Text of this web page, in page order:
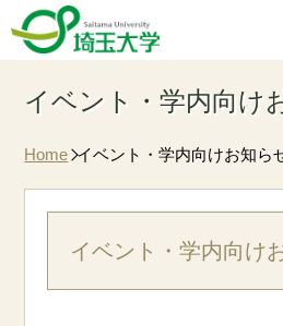
イベント・学内向け
Home イベント・学内向けお知ら
イベント・学内向け